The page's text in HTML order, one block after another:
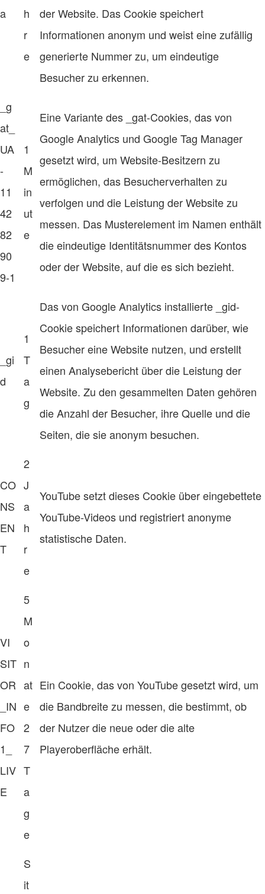
a
h
r
e
der Website. Das Cookie speichert
Informationen anonym und weist eine zufällig
generierte Nummer zu, um eindeutige
Besucher zu erkennen.
_g
at_
UA
-
11
42
82
90
9-1
1
M
in
ut
e
Eine Variante des _gat-Cookies, das von
Google Analytics und Google Tag Manager
gesetzt wird, um Website-Besitzern zu
ermöglichen, das Besucherverhalten zu
verfolgen und die Leistung der Website zu
messen. Das Musterelement im Namen enthält
die eindeutige Identitätsnummer des Kontos
oder der Website, auf die es sich bezieht.
_gi
d
1
T
a
g
Das von Google Analytics installierte _gid-
Cookie speichert Informationen darüber, wie
Besucher eine Website nutzen, und erstellt
einen Analysebericht über die Leistung der
Website. Zu den gesammelten Daten gehören
die Anzahl der Besucher, ihre Quelle und die
Seiten, die sie anonym besuchen.
CO
NS
EN
T
2
J
a
h
r
e
YouTube setzt dieses Cookie über eingebettete
YouTube-Videos und registriert anonyme
statistische Daten.
VI
SIT
OR
_IN
FO
1_
LIV
E
5
M
o
n
at
e
2
7
T
a
g
e
Ein Cookie, das von YouTube gesetzt wird, um
die Bandbreite zu messen, die bestimmt, ob
der Nutzer die neue oder die alte
Playeroberfläche erhält.
S
it